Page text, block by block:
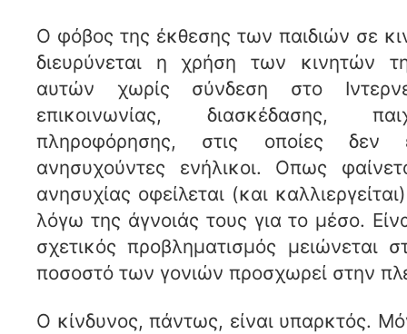
Ο φόβος της έκθεσης των παιδιών σε
διευρύνεται η χρήση των κινητών
αυτών χωρίς σύνδεση στο
επικοινωνίας, διασκέδασης,
πληροφόρησης, στις οποίες δεν
ανησυχούντες ενήλικοι. Οπως
ανησυχίας οφείλεται (και
λόγω της άγνοιάς τους για το μέσο.
σχετικός προβληματισμός
ποσοστό των γονιών προσχωρεί στην
Ο κίνδυνος, πάντως, είναι υπαρκτός.